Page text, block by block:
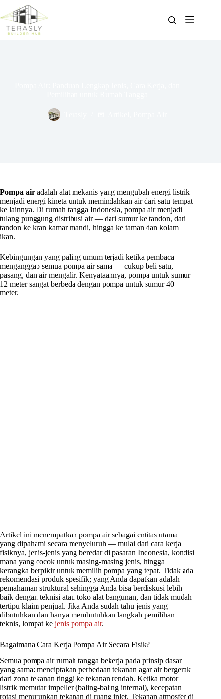
content
Pompa air adalah alat mekanis yang mengubah energi listrik
menjadi energi kineta untuk memindahkan air dari satu tempat
ke lainnya. Di rumah tangga Indonesia, pompa air menjadi
tulang punggung distribusi air — dari sumur ke tandon, dari
tandon ke kran kamar mandi, hingga ke taman dan kolam
ikan.
Kebingungan yang paling umum terjadi ketika pembaca
menganggap semua pompa air sama — cukup beli satu,
pasang, dan air mengalir. Kenyataannya, pompa untuk sumur
12 meter sangat berbeda dengan pompa untuk sumur 40
meter.
Artikel ini menempatkan pompa air sebagai entitas utama
yang dipahami secara menyeluruh — mulai dari cara kerja
fisiknya, jenis-jenis yang beredar di pasaran Indonesia, kondisi
mana yang cocok untuk masing-masing jenis, hingga
kerangka berpikir untuk memilih pompa yang tepat. Tidak ada
rekomendasi produk spesifik; yang Anda dapatkan adalah
pemahaman struktural sehingga Anda bisa berdiskusi lebih
baik dengan teknisi atau toko alat bangunan, dan tidak mudah
tertipu klaim penjual. Jika Anda sudah tahu jenis yang
dibutuhkan dan hanya membutuhkan langkah pemilihan
teknis, lompat ke jenis pompa air.
Bagaimana Cara Kerja Pompa Air Secara Fisik?
Semua pompa air rumah tangga bekerja pada prinsip dasar
yang sama: menciptakan perbedaan tekanan agar air bergerak
dari zona tekanan tinggi ke tekanan rendah. Ketika motor
listrik memutar impeller (baling-baling internal), kecepatan
rotasi menurunkan tekanan di ruang inlet. Tekanan atmosfer di